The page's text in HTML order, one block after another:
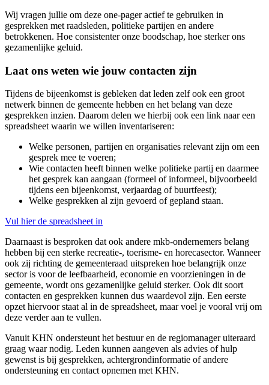
Wij vragen jullie om deze one-pager actief te gebruiken in
gesprekken met raadsleden, politieke partijen en andere
betrokkenen. Hoe consistenter onze boodschap, hoe sterker ons
gezamenlijke geluid.
Laat ons weten wie jouw contacten zijn
Tijdens de bijeenkomst is gebleken dat leden zelf ook een groot
netwerk binnen de gemeente hebben en het belang van deze
gesprekken inzien. Daarom delen we hierbij ook een link naar een
spreadsheet waarin we willen inventariseren:
Welke personen, partijen en organisaties relevant zijn om een
gesprek mee te voeren;
Wie contacten heeft binnen welke politieke partij en daarmee
het gesprek kan aangaan (formeel of informeel, bijvoorbeeld
tijdens een bijeenkomst, verjaardag of buurtfeest);
Welke gesprekken al zijn gevoerd of gepland staan.
Vul hier de spreadsheet in
Daarnaast is besproken dat ook andere mkb-ondernemers belang
hebben bij een sterke recreatie-, toerisme- en horecasector. Wanneer
ook zij richting de gemeenteraad uitspreken hoe belangrijk onze
sector is voor de leefbaarheid, economie en voorzieningen in de
gemeente, wordt ons gezamenlijke geluid sterker. Ook dit soort
contacten en gesprekken kunnen dus waardevol zijn. Een eerste
opzet hiervoor staat al in de spreadsheet, maar voel je vooral vrij om
deze verder aan te vullen.
Vanuit KHN ondersteunt het bestuur en de regiomanager uiteraard
graag waar nodig. Leden kunnen aangeven als advies of hulp
gewenst is bij gesprekken, achtergrondinformatie of andere
ondersteuning en contact opnemen met KHN.